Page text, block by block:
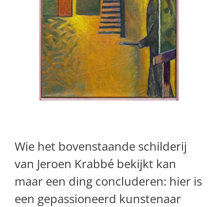
Wie het bovenstaande schilderij
van Jeroen Krabbé bekijkt kan
maar een ding concluderen: hier is
een gepassioneerd kunstenaar